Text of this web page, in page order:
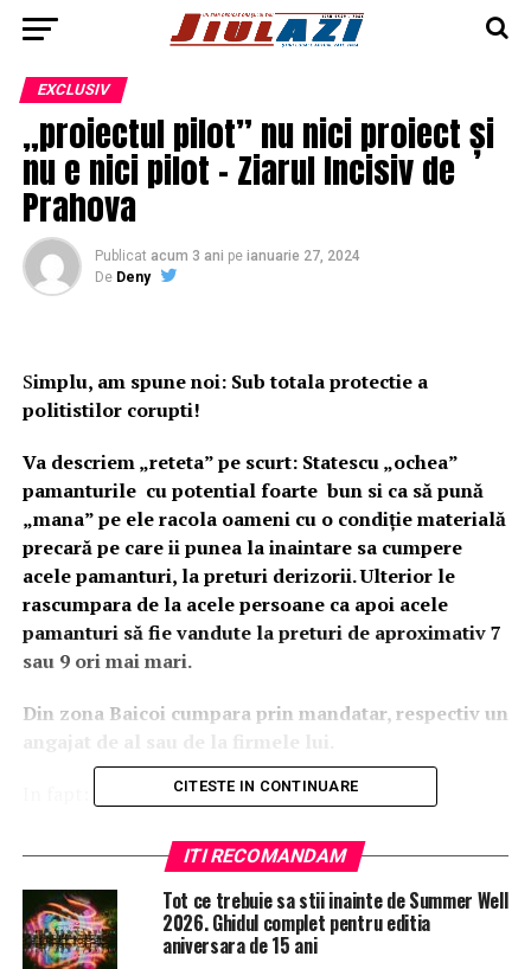
EXCLUSIV
„proiectul pilot” nu nici proiect și
nu e nici pilot – Ziarul Incisiv de
Prahova
Publicat acum 3 ani pe ianuarie 27, 2024
De Deny
Simplu, am spune noi: Sub totala protectie a
politistilor corupti!
Va descriem „reteta” pe scurt: Statescu „ochea”
pamanturile cu potential foarte bun si ca să pună
„mana” pe ele racola oameni cu o condiție materială
precară pe care ii punea la inaintare sa cumpere
acele pamanturi, la preturi derizorii. Ulterior le
rascumpara de la acele persoane ca apoi acele
pamanturi să fie vandute la preturi de aproximativ 7
sau 9 ori mai mari.
Din zona Baicoi cumpara prin mandatar, respectiv un
angajat de al sau de la firmele lui.
In anul 2008 cand a fost ales primar detinea, conform
declaratiei de avere, 7.043 mp teren.
In anul 2016, conform declaratiei de avere, detinea
180.274 mp teren, in mare parte intravilan, teren care
CITESTE IN CONTINUARE
ITI RECOMANDAM
Tot ce trebuie sa stii inainte de Summer Well
2026. Ghidul complet pentru editia
aniversara de 15 ani